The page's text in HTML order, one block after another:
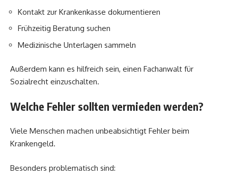
Kontakt zur Krankenkasse dokumentieren
Frühzeitig Beratung suchen
Medizinische Unterlagen sammeln
Außerdem kann es hilfreich sein, einen Fachanwalt für
Sozialrecht einzuschalten.
Welche Fehler sollten vermieden werden?
Viele Menschen machen unbeabsichtigt Fehler beim
Krankengeld.
Besonders problematisch sind: